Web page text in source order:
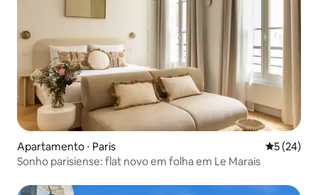
Apartamento ⋅ Paris 5 de uma
5 (24)
Sonho parisiense: flat novo em folha em Le Marais